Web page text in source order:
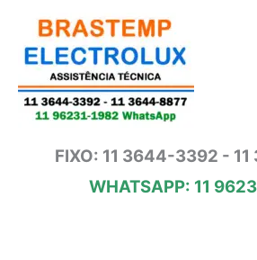
conteúdo
FIXO: 11 3644-3392 -
WHATSAPP: 11